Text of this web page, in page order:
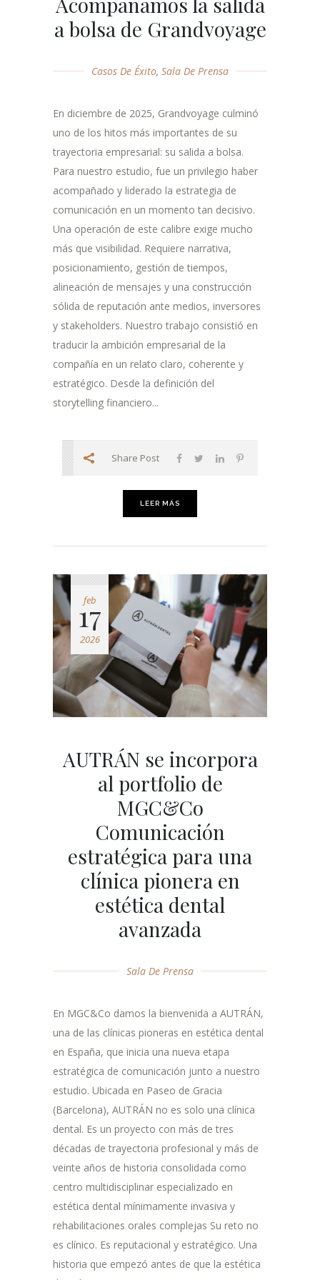
a bolsa de Grandvoyage
Casos De Éxito, Sala De Prensa
En diciembre de 2025, Grandvoyage culminó
uno de los hitos más importantes de su
trayectoria empresarial: su salida a bolsa.
Para nuestro estudio, fue un privilegio haber
acompañado y liderado la estrategia de
comunicación en un momento tan decisivo.
Una operación de este calibre exige mucho
más que visibilidad. Requiere narrativa,
posicionamiento, gestión de tiempos,
alineación de mensajes y una construcción
sólida de reputación ante medios, inversores
y stakeholders. Nuestro trabajo consistió en
traducir la ambición empresarial de la
compañía en un relato claro, coherente y
estratégico. Desde la definición del
storytelling financiero...
Share Post
LEER MÁS
feb
17
2026
AUTRÁN se incorpora
al portfolio de
MGC&Co
Comunicación
estratégica para una
clínica pionera en
estética dental
avanzada
Sala De Prensa
En MGC&Co damos la bienvenida a AUTRÁN,
una de las clínicas pioneras en estética dental
en España, que inicia una nueva etapa
estratégica de comunicación junto a nuestro
estudio. Ubicada en Paseo de Gracia
(Barcelona), AUTRÁN no es solo una clínica
dental. Es un proyecto con más de tres
décadas de trayectoria profesional y más de
veinte años de historia consolidada como
centro multidisciplinar especializado en
estética dental mínimamente invasiva y
rehabilitaciones orales complejas Su reto no
es clínico. Es reputacional y estratégico. Una
historia que empezó antes de que la estética